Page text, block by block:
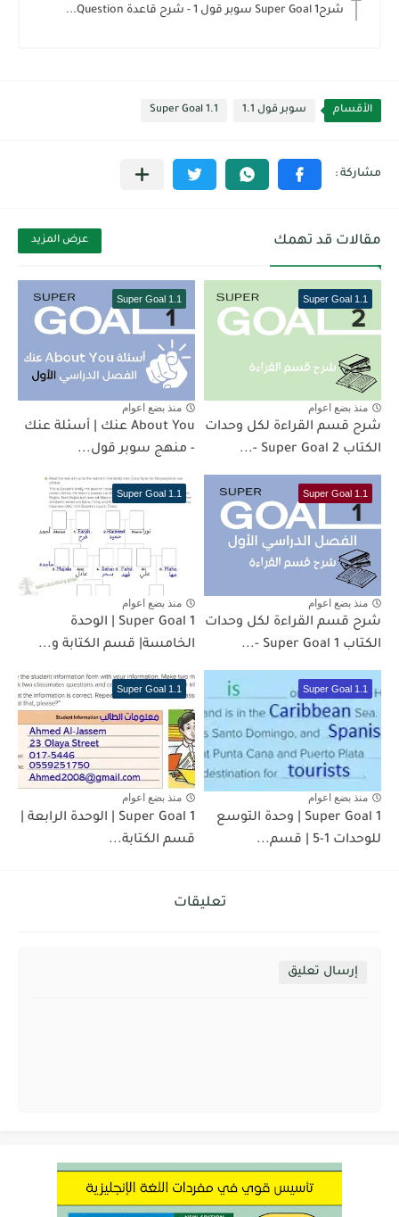
شرحSuper Goal 1 سوبر قول 1 - شرح قاعدة Question...
الأقسام سوبر قول 1.1 Super Goal 1.1
مقالات قد تهمك عرض المزيد
Super Goal 1.1
منذ بضع اعوام
شرح قسم القراءة لكل وحدات
الكتاب Super Goal 2 -...
Super Goal 1.1
منذ بضع اعوام
About You عنك | أسئلة عنك
- منهج سوبر قول...
Super Goal 1.1
منذ بضع اعوام
شرح قسم القراءة لكل وحدات
الكتاب Super Goal 1 -...
Super Goal 1.1
منذ بضع اعوام
Super Goal 1 | الوحدة
الخامسة| قسم الكتابة و...
Super Goal 1.1
منذ بضع اعوام
Super Goal 1 | وحدة التوسع
للوحدات 1-5 | قسم...
Super Goal 1.1
منذ بضع اعوام
Super Goal 1 | الوحدة الرابعة |
قسم الكتابة...
تعليقات
إرسال تعليق